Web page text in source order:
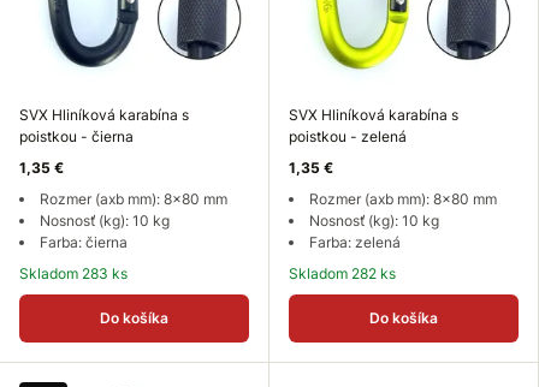
SVX Hliníková karabína s
poistkou - čierna
1,35 €
Rozmer (axb mm): 8x80 mm
Nosnosť (kg): 10 kg
Farba: čierna
Skladom 283 ks
Do košíka
SVX Hliníková karabína s
poistkou - zelená
1,35 €
Rozmer (axb mm): 8x80 mm
Nosnosť (kg): 10 kg
Farba: zelená
Skladom 282 ks
Do košíka